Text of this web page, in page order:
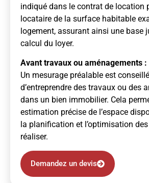
indiqué dans le contrat de location
locataire de la surface habitable
logement, assurant ainsi une base
calcul du loyer.
Avant travaux ou aménagements :
Un mesurage préalable est
d’entreprendre des travaux ou des
dans un bien immobilier. Cela
estimation précise de l’espace
la planification et l’optimisation
réaliser.
Demandez un devis